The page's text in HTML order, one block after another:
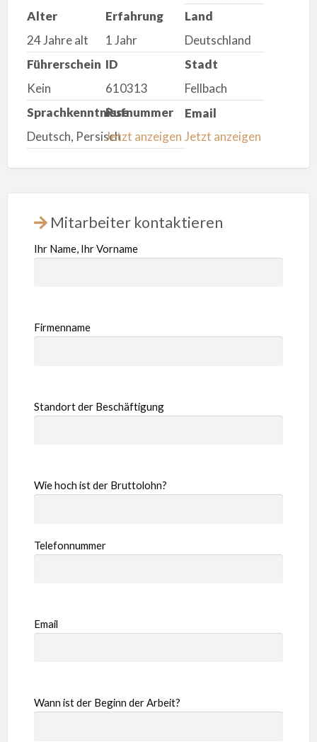
Alter
24 Jahre alt
Erfahrung
1 Jahr
Land
Deutschland
Führerschein
Kein
ID
610313
Stadt
Fellbach
Sprachkenntnisse
Deutsch, Persisch
Rufnummer
Jetzt anzeigen
Email
Jetzt anzeigen
Mitarbeiter kontaktieren
Ihr Name, Ihr Vorname
Firmenname
Standort der Beschäftigung
Wie hoch ist der Bruttolohn?
Telefonnummer
Email
Wann ist der Beginn der Arbeit?